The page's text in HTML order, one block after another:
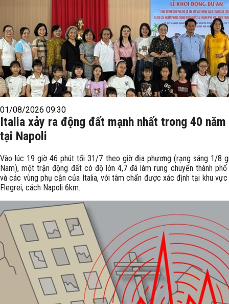
01/08/2026 09:30
Italia xảy ra động đất mạnh nhất trong 40 năm
tại Napoli
Vào lúc 19 giờ 46 phút tối 31/7 theo giờ địa phương (rạng sáng 1/8
Nam), một trận động đất có độ lớn 4,7 đã làm rung chuyển thành phố
và các vùng phụ cận của Italia, với tâm chấn được xác định tại khu vực
Flegrei, cách Napoli 6km.